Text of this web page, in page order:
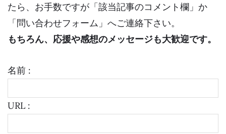
たら、お手数ですが「該当記事のコメント欄」か
「問い合わせフォーム」へご連絡下さい。
もちろん、応援や感想のメッセージも大歓迎です。
名前 :
URL :